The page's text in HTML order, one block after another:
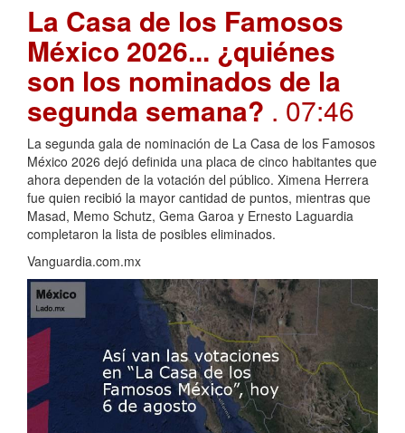
La Casa de los Famosos
México 2026... ¿quiénes
son los nominados de la
segunda semana? . 07:46
La segunda gala de nominación de La Casa de los Famosos
México 2026 dejó definida una placa de cinco habitantes que
ahora dependen de la votación del público. Ximena Herrera
fue quien recibió la mayor cantidad de puntos, mientras que
Masad, Memo Schutz, Gema Garoa y Ernesto Laguardia
completaron la lista de posibles eliminados.
Vanguardia.com.mx